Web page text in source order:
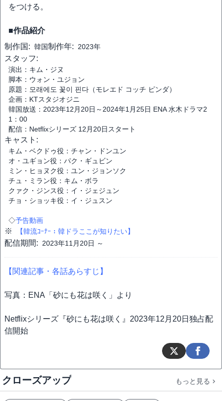
をつける。
■作品紹介
制作国: 韓国制作年: 2023年
スタッフ:
演出：キム・ジヌ
脚本：ウォン・ユジョン
原題：모래에도 꽃이 핀다（モレエド コッチ ピンダ）
企画：KTスタジオジニ
韓国放送：2023年12月20日～2024年1月25日 ENA 水木ドラマ2
1：00
配信：Netflixシリーズ 12月20日スタート
キャスト:
キム・ベクドゥ役：チャン・ドンユン
オ・ユギョン役：パク・ギュビン
ミン・ヒョヌク役：ユン・ジョンソク
チュ・ミラン役：キム・ボラ
クァク・ジンス役：イ・ジェジュン
チョ・ショッキ役：イ・ジュスン
◇予告動画
※ 【韓流ｺｰﾅｰ：韓ドラここが知りたい】
配信期間: 2023年11月20日 ～
【関連記事・各話あらすじ】
写真：ENA「砂にも花は咲く」より
Netflixシリーズ『砂にも花は咲く』2023年12月20日独占配
信開始
クローズアップ もっと見る